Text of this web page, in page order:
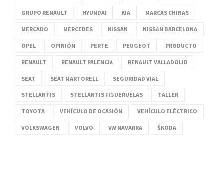
GRUPO RENAULT HYUNDAI KIA MARCAS CHINAS
MERCADO MERCEDES NISSAN NISSAN BARCELONA
OPEL OPINIÓN PERTE PEUGEOT PRODUCTO
RENAULT RENAULT PALENCIA RENAULT VALLADOLID
SEAT SEAT MARTORELL SEGURIDAD VIAL
STELLANTIS STELLANTIS FIGUERUELAS TALLER
TOYOTA VEHÍCULO DE OCASIÓN VEHÍCULO ELÉCTRICO
VOLKSWAGEN VOLVO VW NAVARRA ŠKODA